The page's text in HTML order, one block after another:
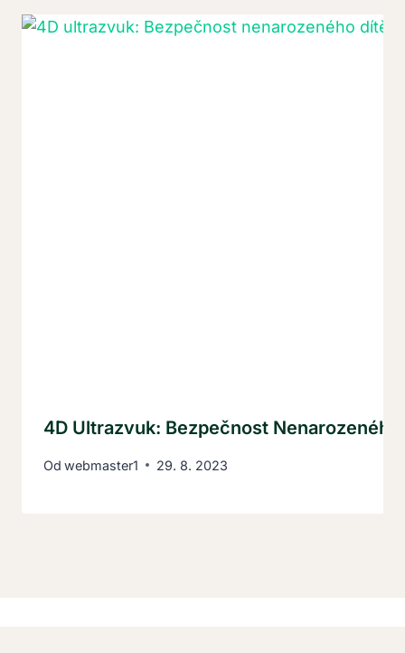
4D Ultrazvuk: Bezpečnost
Od webmaster1 29. 8. 2023